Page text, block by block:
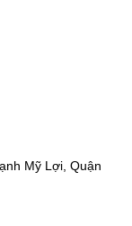
Mỹ Lợi, Quận